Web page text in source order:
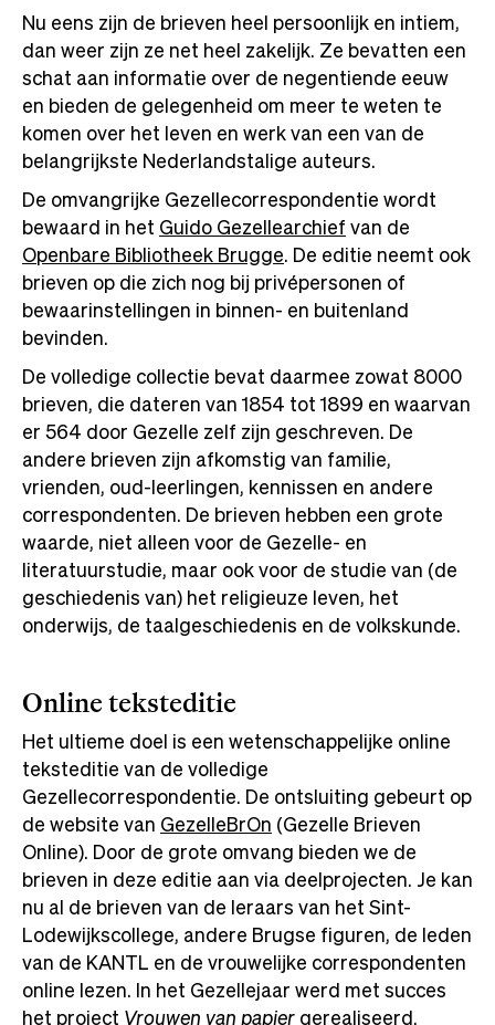
Nu eens zijn de brieven heel persoonlijk en intiem,
dan weer zijn ze net heel zakelijk. Ze bevatten een
schat aan informatie over de negentiende eeuw
en bieden de gelegenheid om meer te weten te
komen over het leven en werk van een van de
belangrijkste Nederlandstalige auteurs.
De omvangrijke Gezellecorrespondentie wordt
bewaard in het Guido Gezellearchiefvan de
Openbare Bibliotheek Brugge. De editie neemt ook
brieven op die zich nog bij privépersonen of
bewaarinstellingen in binnen- en buitenland
bevinden.
De volledige collectie bevat daarmee zowat 8000
brieven, die dateren van 1854 tot 1899 en waarvan
er 564 door Gezelle zelf zijn geschreven. De
andere brieven zijn afkomstig van familie,
vrienden, oud-leerlingen, kennissen en andere
correspondenten. De brieven hebben een grote
waarde, niet alleen voor de Gezelle- en
literatuurstudie, maar ook voor de studie van (de
geschiedenis van) het religieuze leven, het
onderwijs, de taalgeschiedenis en de volkskunde.
Online teksteditie
Het ultieme doel is een wetenschappelijke online
teksteditie van de volledige
Gezellecorrespondentie. De ontsluiting gebeurt op
de website van GezelleBrOn (Gezelle Brieven
Online). Door de grote omvang bieden we de
brieven in deze editie aan via deelprojecten. Je kan
nu al de brieven van de leraars van het Sint-
Lodewijkscollege, andere Brugse figuren, de leden
van de KANTL en de vrouwelijke correspondenten
online lezen. In het Gezellejaar werd met succes
het project Vrouwen van papiergerealiseerd.